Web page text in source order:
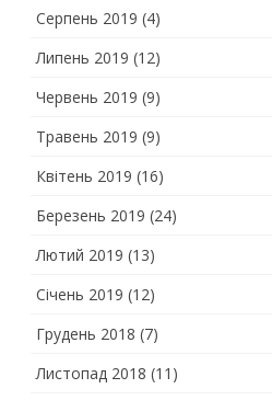
Серпень 2019 (4)
Липень 2019 (12)
Червень 2019 (9)
Травень 2019 (9)
Квітень 2019 (16)
Березень 2019 (24)
Лютий 2019 (13)
Січень 2019 (12)
Грудень 2018 (7)
Листопад 2018 (11)